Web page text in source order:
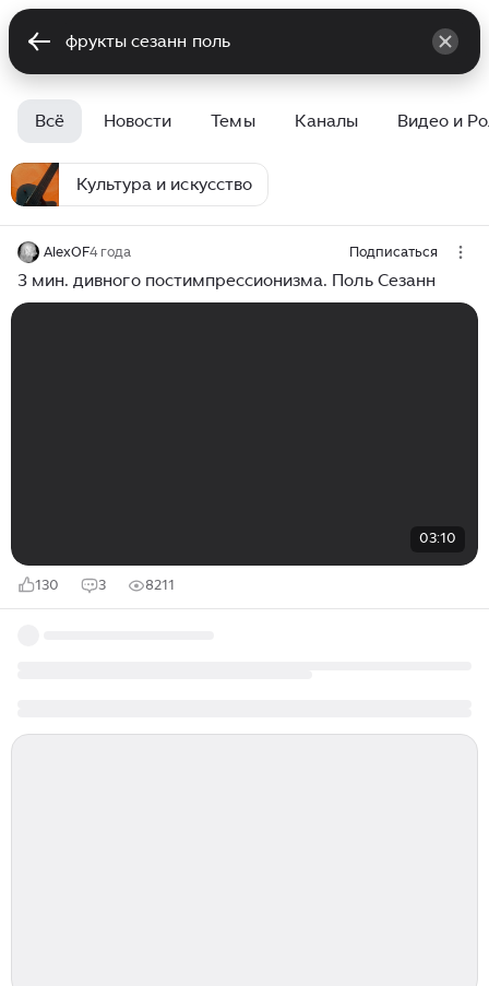
Всё Новости Темы Каналы Видео и
Культура и искусство
AlexOF4 года Подписаться
3 мин. дивного постимпрессионизма. Поль Сезанн
03:10
130 3 8211